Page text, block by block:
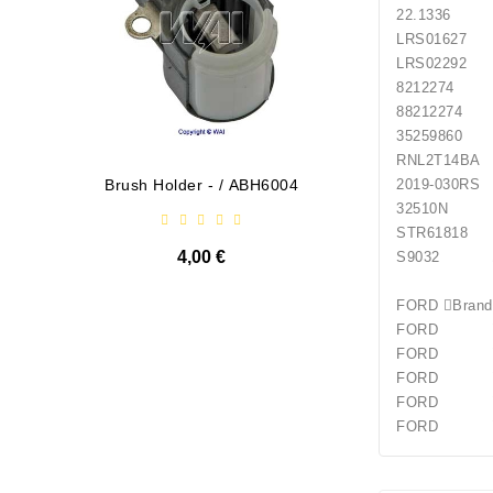
Brush Holder - / ABH6004
4,00 €
Diodų
22.1336
32510N
STR61818
S9032
FORD
FORD
FORD
FORD
FORD
FORD